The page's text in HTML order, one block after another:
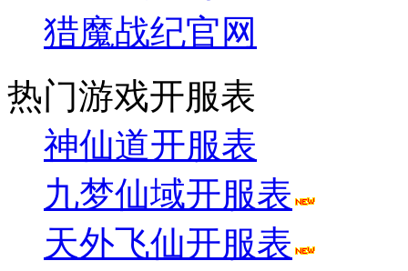
猎魔战纪官网
热门游戏开服表
神仙道开服表
九梦仙域开服表
天外飞仙开服表